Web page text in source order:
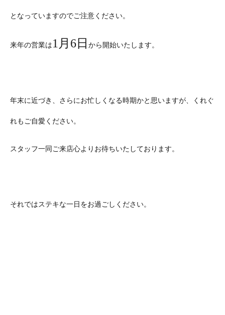
となっていますのでご注意ください。
来年の営業は 1月6日 から開始いたします。
年末に近づき、さらにお忙しくなる時期かと思いますが、くれぐ
れもご自愛ください。
スタッフ一同ご来店心よりお待ちいたしております。
それではステキな一日をお過ごしください。